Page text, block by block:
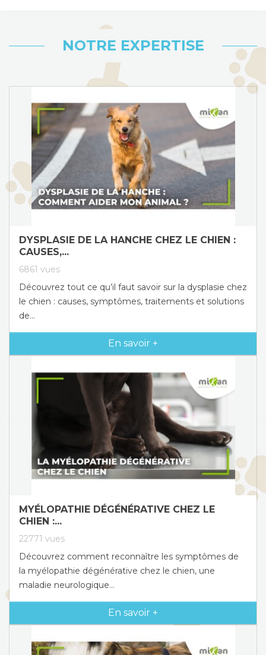
NOTRE EXPERTISE
DYSPLASIE DE LA HANCHE CHEZ LE CHIEN :
CAUSES,...
6861 vues
Découvrez tout ce qu’il faut savoir sur la dysplasie chez
le chien : causes, symptômes, traitements et solutions
de...
En savoir +
MYÉLOPATHIE DÉGÉNÉRATIVE CHEZ LE
CHIEN :...
22771 vues
Découvrez comment reconnaître les symptômes de
la myélopathie dégénérative chez le chien, une
maladie neurologique...
En savoir +